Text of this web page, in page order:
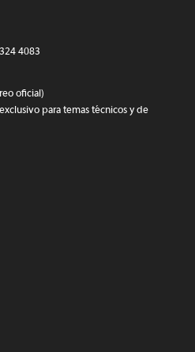
4083
oficial)
para temas técnicos y de